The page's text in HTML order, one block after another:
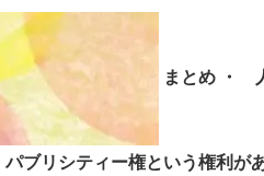
まとめ ・
ブリシティー権という権利が